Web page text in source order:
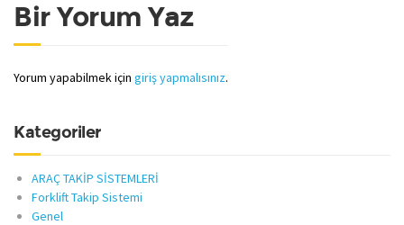
Bir Yorum Yaz
Yorum yapabilmek için giriş yapmalısınız.
Kategoriler
ARAÇ TAKİP SİSTEMLERİ
Forklift Takip Sistemi
Genel